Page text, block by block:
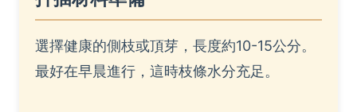
選擇健康的側枝或頂芽，長度約10-15公分。
最好在早晨進行，這時枝條水分充足。